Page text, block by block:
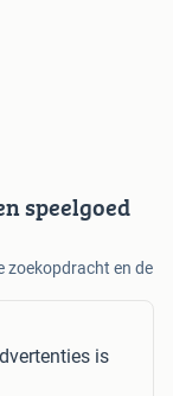
speelgoed
zoekopdracht en de
is